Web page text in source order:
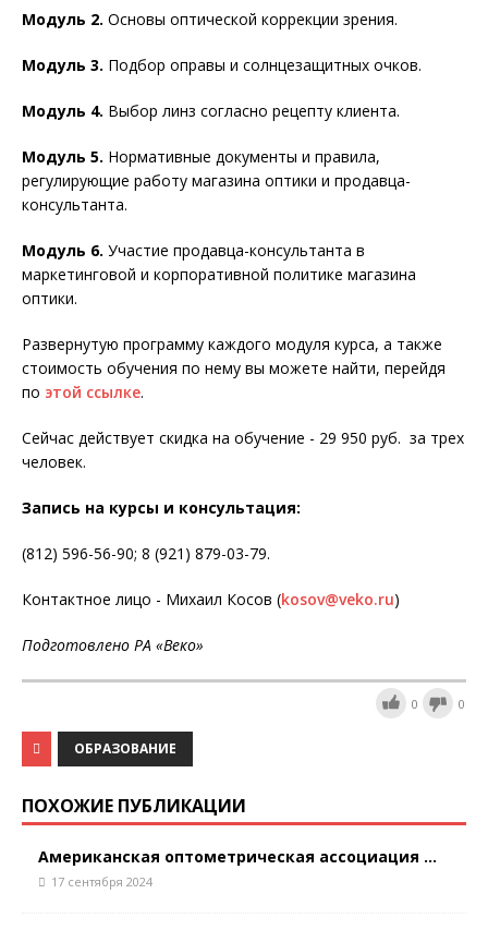
Модуль 2. Основы оптической коррекции зрения.
Модуль 3. Подбор оправы и солнцезащитных очков.
Модуль 4. Выбор линз согласно рецепту клиента.
Модуль 5. Нормативные документы и правила,
регулирующие работу магазина оптики и продавца-
консультанта.
Модуль 6. Участие продавца-консультанта в
маркетинговой и корпоративной политике магазина
оптики.
Развернутую программу каждого модуля курса, а также
стоимость обучения по нему вы можете найти, перейдя
по этой ссылке.
Сейчас действует скидка на обучение - 29 950 руб. за трех
человек.
Запись на курсы и консультация:
(812) 596-56-90; 8 (921) 879-03-79.
Контактное лицо - Михаил Косов (kosov@veko.ru)
Подготовлено РА «Веко»
0 0
ОБРАЗОВАНИЕ
ПОХОЖИЕ ПУБЛИКАЦИИ
Американская оптометрическая ассоциация ...
17 сентября 2024